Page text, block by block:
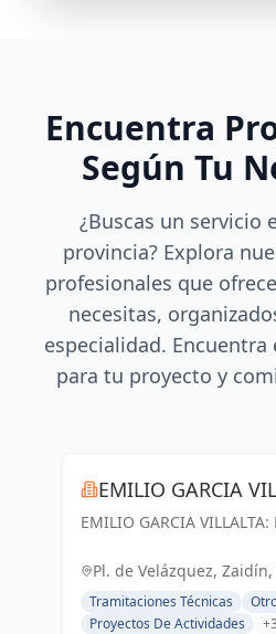
Encuentra
Según Tu
¿Buscas un servicio
provincia? Explora
profesionales que
necesitas,
especialidad.
para tu proyecto y
EMILIO GARCIA
EMILIO GARCIA
Apertura Express
Pl. de Velázquez,
España, España
Tramitaciones Técnicas
Proyectos De Actividades
+3